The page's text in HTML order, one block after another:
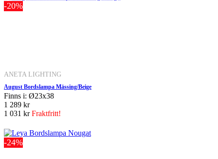
-20%
ANETA LIGHTING
August Bordslampa Mässing/Beige
Finns i: Ø23x38
1 289 kr
1 031 krFraktfritt!
-24%